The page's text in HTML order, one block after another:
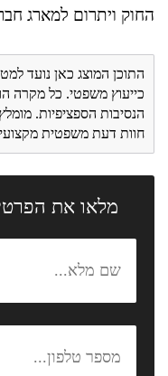
החוק ויתרום למארג
התוכן המוצג כאן נועד
כייעוץ משפטי. כל מקרה
הנסיבות הספציפיות.
חוות דעת משפטית
מלאו את